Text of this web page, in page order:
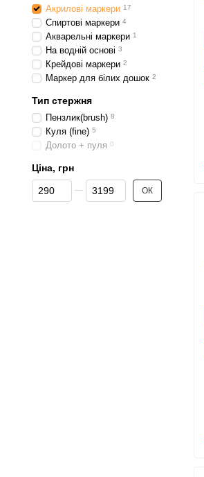
Акрилові маркери 17
Спиртові маркери 4
Акварельні маркери 1
На водній основі 3
Крейдові маркери 2
Маркер для білих дошок 2
Тип стержня
Пензлик(brush) 8
Куля (fine) 5
Долото + пуля 0
Ціна, грн
Від Ціна, грн
До Ціна, грн ОК